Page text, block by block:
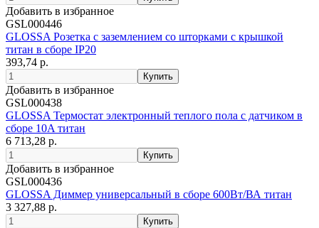
Добавить в избранное
GSL000446
GLOSSA Розетка с заземлением со шторками с крышкой
титан в сборе IP20
393,74 р.
Добавить в избранное
GSL000438
GLOSSA Термостат электронный теплого пола с датчиком в
сборе 10A титан
6 713,28 р.
Добавить в избранное
GSL000436
GLOSSA Диммер универсальный в сборе 600Вт/ВА титан
3 327,88 р.